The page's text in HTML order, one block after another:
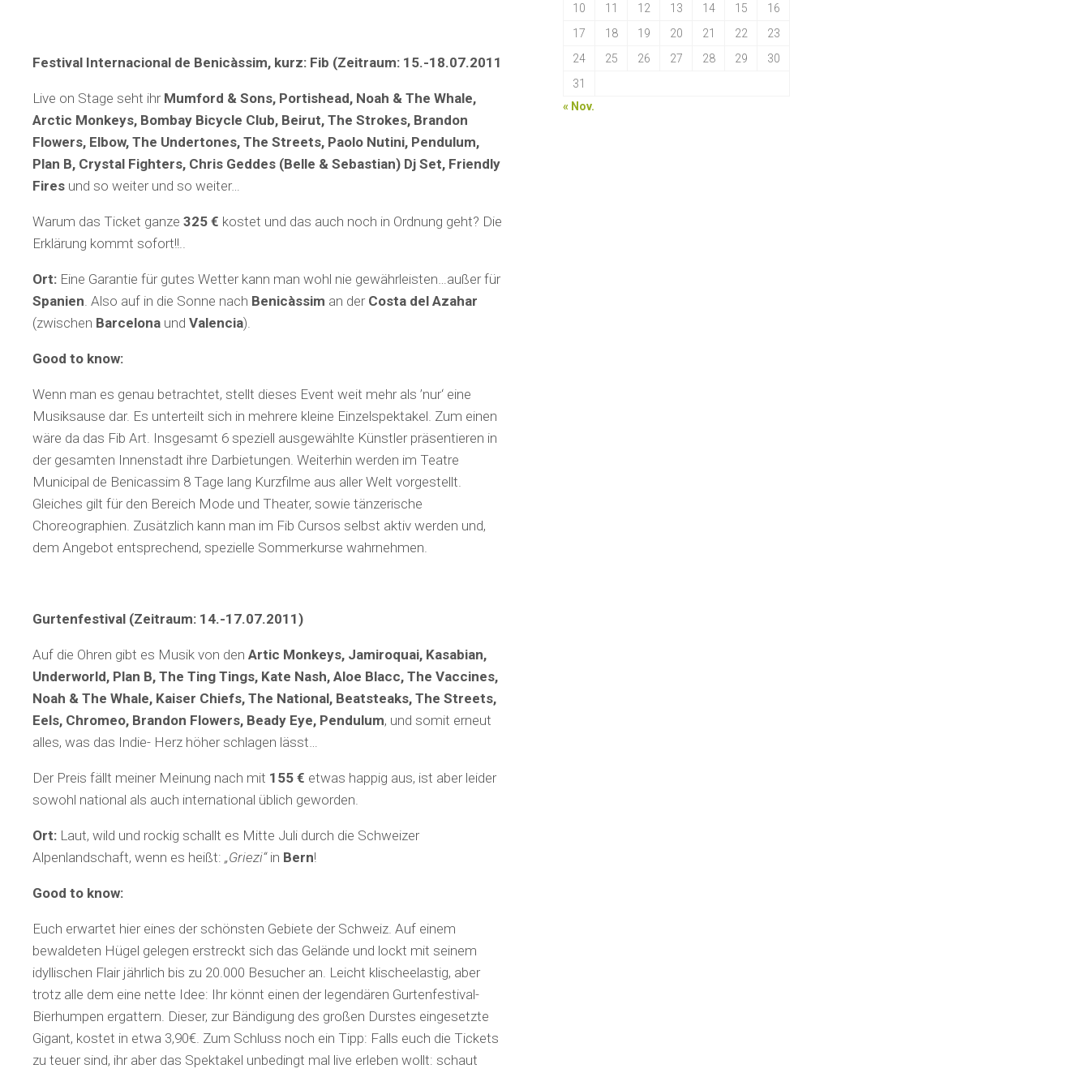
Festival Internacional de Benicàssim, kurz: Fib (Zeitraum: 15.-18.07.2011
Live on Stage seht ihr Mumford & Sons, Portishead, Noah & The Whale,
Arctic Monkeys, Bombay Bicycle Club, Beirut, The Strokes, Brandon
Flowers, Elbow, The Undertones, The Streets, Paolo Nutini, Pendulum,
Plan B, Crystal Fighters, Chris Geddes (Belle & Sebastian) Dj Set, Friendly
Fires und so weiter und so weiter…
Warum das Ticket ganze 325 € kostet und das auch noch in Ordnung geht? Die
Erklärung kommt sofort!!..
Ort: Eine Garantie für gutes Wetter kann man wohl nie gewährleisten…außer für
Spanien. Also auf in die Sonne nach Benicàssim an der Costa del Azahar
(zwischen Barcelona und Valencia).
Good to know:
Wenn man es genau betrachtet, stellt dieses Event weit mehr als ’nur‘ eine
Musiksause dar. Es unterteilt sich in mehrere kleine Einzelspektakel. Zum einen
wäre da das Fib Art. Insgesamt 6 speziell ausgewählte Künstler präsentieren in
der gesamten Innenstadt ihre Darbietungen. Weiterhin werden im Teatre
Municipal de Benicassim 8 Tage lang Kurzfilme aus aller Welt vorgestellt.
Gleiches gilt für den Bereich Mode und Theater, sowie tänzerische
Choreographien. Zusätzlich kann man im Fib Cursos selbst aktiv werden und,
dem Angebot entsprechend, spezielle Sommerkurse wahrnehmen.
Gurtenfestival (Zeitraum: 14.-17.07.2011)
Auf die Ohren gibt es Musik von den Artic Monkeys, Jamiroquai, Kasabian,
Underworld, Plan B, The Ting Tings, Kate Nash, Aloe Blacc, The Vaccines,
Noah & The Whale, Kaiser Chiefs, The National, Beatsteaks, The Streets,
Eels, Chromeo, Brandon Flowers, Beady Eye, Pendulum, und somit erneut
alles, was das Indie- Herz höher schlagen lässt…
Der Preis fällt meiner Meinung nach mit 155 € etwas happig aus, ist aber leider
sowohl national als auch international üblich geworden.
Ort: Laut, wild und rockig schallt es Mitte Juli durch die Schweizer
Alpenlandschaft, wenn es heißt: „Griezi“in Bern!
Good to know:
Euch erwartet hier eines der schönsten Gebiete der Schweiz. Auf einem
bewaldeten Hügel gelegen erstreckt sich das Gelände und lockt mit seinem
idyllischen Flair jährlich bis zu 20.000 Besucher an. Leicht klischeelastig, aber
trotz alle dem eine nette Idee: Ihr könnt einen der legendären Gurtenfestival-
Bierhumpen ergattern. Dieser, zur Bändigung des großen Durstes eingesetzte
Gigant, kostet in etwa 3,90€. Zum Schluss noch ein Tipp: Falls euch die Tickets
zu teuer sind, ihr aber das Spektakel unbedingt mal live erleben wollt: schaut
10
11 12 13 14 15
16
17
18 19 20 21 22
23
24
25 26 27 28 29
30
31
« Nov.